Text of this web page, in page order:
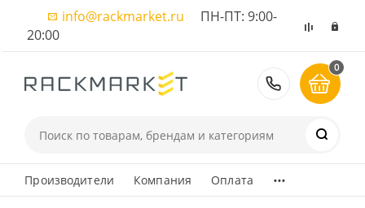
info@rackmarket.ru ПН-ПТ: 9:00-
20:00
8 (495)
0
Производители Компания Оплата ...